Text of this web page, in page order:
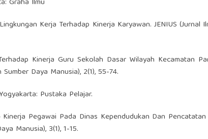
Graha Ilmu
Kerja Terhadap Kinerja Karyawan. JENIUS (Jurnal
Kinerja Guru Sekolah Dasar Wilayah Kecamatan
Daya Manusia), 2(1), 55-74.
Pustaka Pelajar.
Pegawai Pada Dinas Kependudukan Dan Pencatatan
Manusia), 3(1), 1-15.